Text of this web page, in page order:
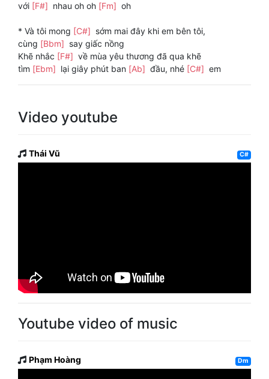
với [F#] nhau oh oh [Fm] oh
* Và tôi mong [C#] sớm mai đây khi em bên tôi,
cùng [Bbm] say giấc nồng
Khẽ nhắc [F#] về mùa yêu thương đã qua khẽ
tìm [Ebm] lại giây phút ban [Ab] đầu, nhé [C#] em
Video youtube
Thái Vũ C#
Youtube video of music
Phạm Hoàng Dm